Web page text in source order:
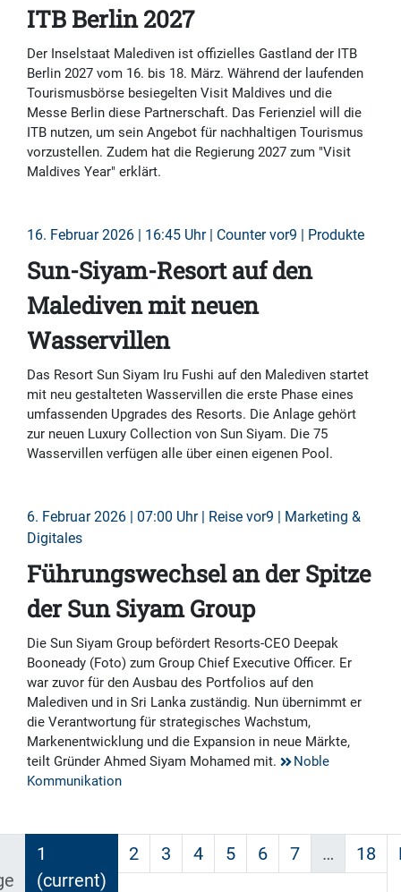
ITB Berlin 2027
Der Inselstaat Malediven ist offizielles Gastland der ITB
Berlin 2027 vom 16. bis 18. März. Während der laufenden
Tourismusbörse besiegelten Visit Maldives und die
Messe Berlin diese Partnerschaft. Das Ferienziel will die
ITB nutzen, um sein Angebot für nachhaltigen Tourismus
vorzustellen. Zudem hat die Regierung 2027 zum "Visit
Maldives Year" erklärt.
16. Februar 2026 | 16:45 Uhr | Counter vor9 | Produkte
Sun-Siyam-Resort auf den
Malediven mit neuen
Wasservillen
Das Resort Sun Siyam Iru Fushi auf den Malediven startet
mit neu gestalteten Wasservillen die erste Phase eines
umfassenden Upgrades des Resorts. Die Anlage gehört
zur neuen Luxury Collection von Sun Siyam. Die 75
Wasservillen verfügen alle über einen eigenen Pool.
6. Februar 2026 | 07:00 Uhr | Reise vor9 | Marketing &
Digitales
Führungswechsel an der Spitze
der Sun Siyam Group
Die Sun Siyam Group befördert Resorts-CEO Deepak
Booneady (Foto) zum Group Chief Executive Officer. Er
war zuvor für den Ausbau des Portfolios auf den
Malediven und in Sri Lanka zuständig. Nun übernimmt er
die Verantwortung für strategisches Wachstum,
Markenentwicklung und die Expansion in neue Märkte,
teilt Gründer Ahmed Siyam Mohamed mit.
Noble
Kommunikation
1
(current)
2 3 4 5 6 7 … 18